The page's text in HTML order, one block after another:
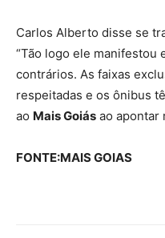
Carlos Alberto disse se
“Tão logo ele manifestou
contrários. As faixas
respeitadas e os ônibus
ao Mais Goiás ao apontar
FONTE:MAIS GOIAS